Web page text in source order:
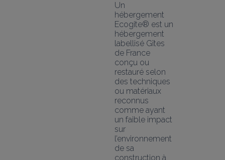
Un
hébergement
Ecogite® est un
hébergement
labellisé Gîtes
de France
conçu ou
restauré selon
des techniques
ou matériaux
reconnus
comme ayant
un faible impact
sur
l’environnement
de sa
construction à